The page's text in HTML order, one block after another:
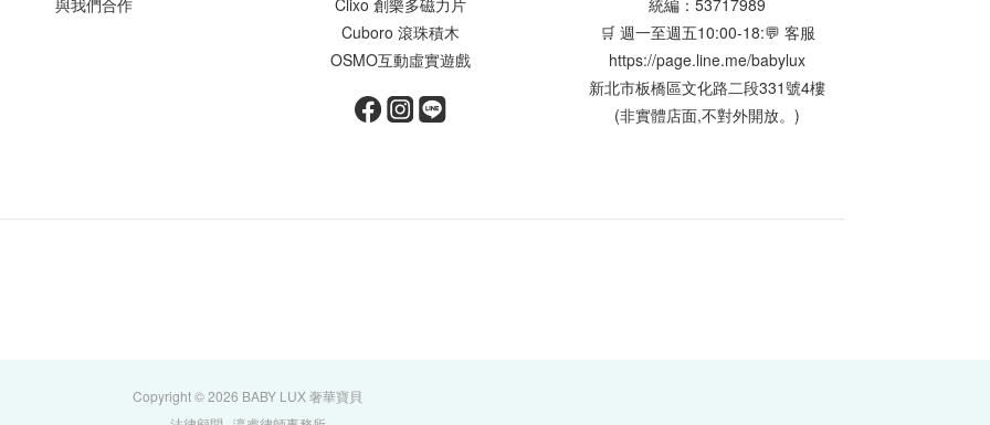
與我們合作
Clixo 創樂多磁力片
Cuboro 滾珠積木
OSMO互動虛實遊戲
統編：53717989
🛒 週一至週五10:00-18:💬 客服
https://page.line.me/babylux
新北市板橋區文化路二段331號4樓
(非實體店面,不對外開放。)
Copyright © 2026 BABY LUX 奢華寶貝